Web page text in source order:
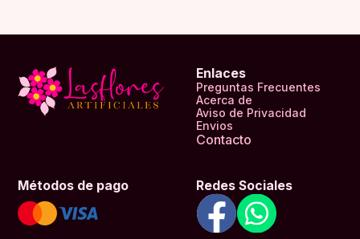
Enlaces
Preguntas Frecuentes
Acerca de
Aviso de Privacidad
Envios
Contacto
Métodos de pago Redes Sociales